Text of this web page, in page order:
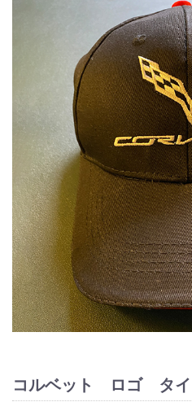
コルベット ロゴ タ